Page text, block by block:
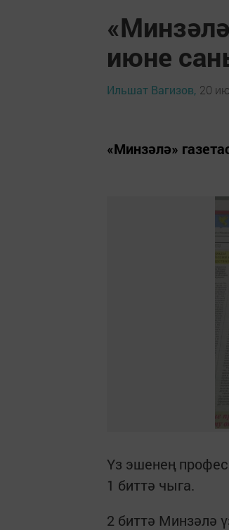
июне
Ильшат Вагизов, 20
«Минзәлә»
Үз эшенең
1 биттә чыга.
2 биттә Минзәлә